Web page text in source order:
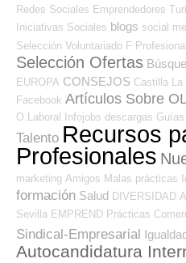
Redes Sociales Emprendedores
Iniciativas Sociales blogs social
Selección Voluntariado F
Selección Ofertas
EUROPA CONSEJOS Castilla La
Facebook Artículos Sobre OL
O.Laboral Infojobs descargas Guías
Talento Recursos
Profesionales
marketing Amigos Malas prácticas
formación Salud DIVERSIDAD
Sevilla EMPREND Prácticas
Sindical-Empresarial
Autocandidatura